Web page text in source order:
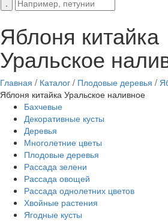
Яблоня китайка
Уральское
Главная / Каталог / Плодовые деревья /
Яблоня китайка Уральское наливное
Бахчевые
Декоративные кусты
Деревья
Многолетние цветы
Плодовые деревья
Рассада зелени
Рассада овощей
Рассада однолетних цветов
Хвойные растения
Ягодные кусты